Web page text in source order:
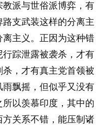
派与世俗派博弈，有
支武装这样的分离主
主义。正因为这种错
踪泄露被袭杀，才有
，才有真主党首领被
飘摇，但似乎又没有
以羡慕印度，其中的
关系不错，能压制诸